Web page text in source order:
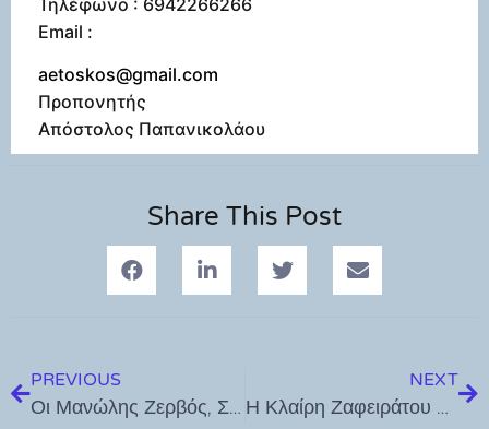
Email :
aetoskos@gmail.com
Προπονητής
Απόστολος Παπανικολάου
Share This Post
PREVIOUS
Οι Μανώλης Ζερβός, Σάββας Κώστας, Σταμάτης Μαργέλλος και Νίκος Τσουκαλάς υποψήφιοι με τον Γιώργο Χατζημάρκο
NEXT
Η Κλαίρη Ζαφειράτου υποψήφια Περιφερειακή Σύμβουλος στην Κω με τον Γιώργο Χατζημάρκο